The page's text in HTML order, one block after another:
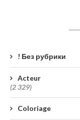
! Без рубрики
Acteur
(2 329)
Coloriage